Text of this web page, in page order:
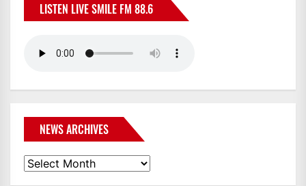
LISTEN LIVE SMILE FM 88.6
NEWS ARCHIVES
News